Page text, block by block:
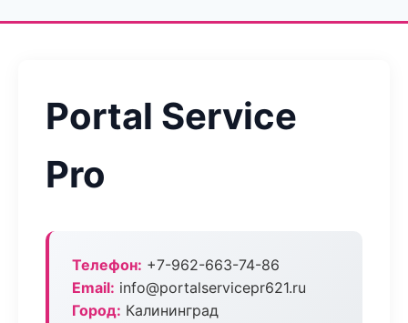
Portal Service
Pro
Телефон: +7-962-663-74-86
Email: info@portalservicepr621.ru
Город: Калининград